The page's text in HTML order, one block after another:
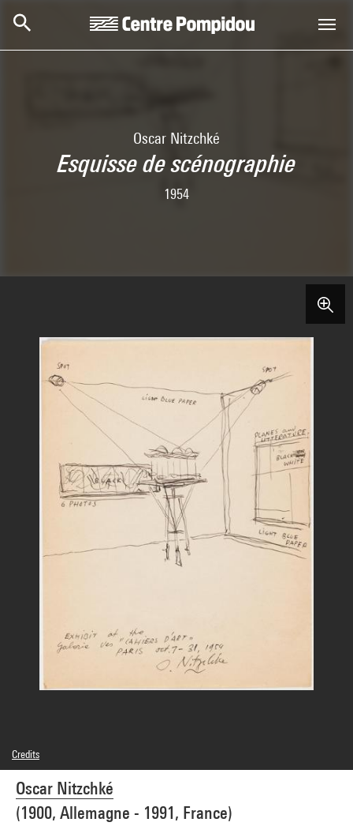
Oscar Nitzchké
Esquisse de scénographie
1954
Oscar Nitzchké
(1900, Allemagne - 1991, France)
Credits
Frédérique Nitzschké Groen
Photo credits : Centre Pompidou, MNAM-CCI/Philippe Migeat/Dist. GrandPalaisRmn
Image reference : 4N26347
Image presentation :GrandPalaisRmnPhoto